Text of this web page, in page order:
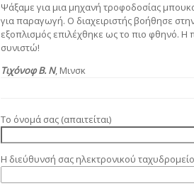
Ψάξαμε για μια μηχανή τροφοδοσίας
για παραγωγή. Ο διαχειριστής βοήθησε
εξοπλισμός επιλέχθηκε ως το πιο φθηνό. Η
συνιστώ!
Τιχόνοφ Β. Ν, Μινσκ
Το όνομά σας (απαιτείται)
Η διεύθυνσή σας ηλεκτρονικού